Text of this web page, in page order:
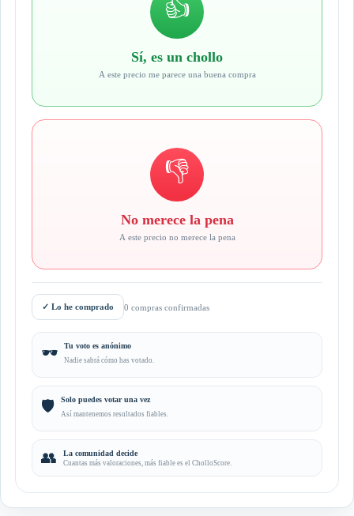
👍
Sí, es un chollo
A este precio me parece una buena compra
👎
No merece la pena
A este precio no merece la pena
✓ Lo he comprado 0 compras confirmadas
🕶️ Tu voto es anónimo
Nadie sabrá cómo has votado.
🛡️ Solo puedes votar una vez
Así mantenemos resultados fiables.
👥 La comunidad decide
Cuantas más valoraciones, más fiable es el CholloScore.